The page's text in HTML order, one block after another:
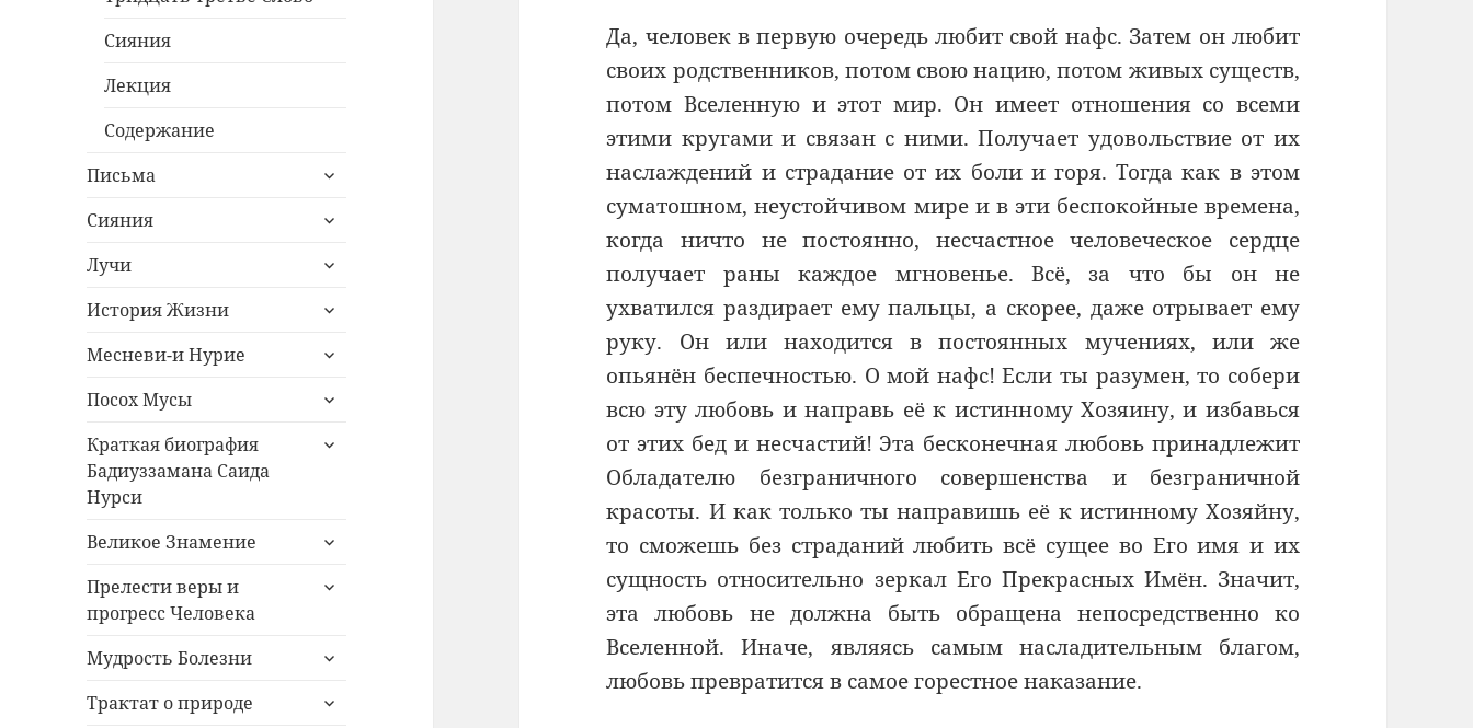
Сияния
Лекция
Содержание
Письма
раскрыть
меню
Сияния
раскрыть
меню
Лучи
раскрыть
меню
История Жизни
раскрыть
меню
Месневи-и Нурие
раскрыть
меню
Посох Мусы
раскрыть
меню
Краткая биография
Бадиуззамана Саида
Нурси
раскрыть
Великое Знамение
раскрыть
меню
Прелести веры и
прогресс Человека
раскрыть
Мудрость Болезни
раскрыть
меню
Трактат о природе
раскрыть
Да, человек в первую очередь любит свой нафс. Затем он любит
своих родственников, потом свою нацию, потом живых существ,
потом Вселенную и этот мир. Он имеет отношения со всеми
этими кругами и связан с ними. Получает удовольствие от их
наслаждений и страдание от их боли и горя. Тогда как в этом
суматошном, неустойчивом мире и в эти беспокойные времена,
когда ничто не постоянно, несчастное человеческое сердце
получает раны каждое мгновенье. Всё, за что бы он не
ухватился раздирает ему пальцы, а скорее, даже отрывает ему
руку. Он или находится в постоянных мучениях, или же
опьянён беспечностью. О мой нафс! Если ты разумен, то собери
всю эту любовь и направь её к истинному Хозяину, и избавься
от этих бед и несчастий! Эта бесконечная любовь принадлежит
Обладателю безграничного совершенства и безграничной
красоты. И как только ты направишь её к истинному Хозяйну,
то сможешь без страданий любить всё сущее во Его имя и их
сущность относительно зеркал Его Прекрасных Имён. Значит,
эта любовь не должна быть обращена непосредственно ко
Вселенной. Иначе, являясь самым насладительным благом,
любовь превратится в самое горестное наказание.